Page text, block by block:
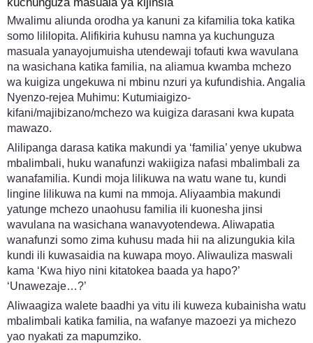
Mwalimu aliunda orodha ya kanuni za kifamilia toka katika
somo lililopita. Alifikiria kuhusu namna ya kuchunguza
masuala yanayojumuisha utendewaji tofauti kwa wavulana
na wasichana katika familia, na aliamua kwamba mchezo
wa kuigiza ungekuwa ni mbinu nzuri ya kufundishia. Angalia
Nyenzo-rejea Muhimu: Kutumiaigizo-
kifani/majibizano/mchezo wa kuigiza darasani kwa kupata
mawazo.
Alilipanga darasa katika makundi ya ‘familia’ yenye ukubwa
mbalimbali, huku wanafunzi wakiigiza nafasi mbalimbali za
wanafamilia. Kundi moja lilikuwa na watu wane tu, kundi
lingine lilikuwa na kumi na mmoja. Aliyaambia makundi
yatunge mchezo unaohusu familia ili kuonesha jinsi
wavulana na wasichana wanavyotendewa. Aliwapatia
wanafunzi somo zima kuhusu mada hii na alizungukia kila
kundi ili kuwasaidia na kuwapa moyo. Aliwauliza maswali
kama ‘Kwa hiyo nini kitatokea baada ya hapo?’
‘Unawezaje…?’
Aliwaagiza walete baadhi ya vitu ili kuweza kubainisha watu
mbalimbali katika familia, na wafanye mazoezi ya michezo
yao nyakati za mapumziko.